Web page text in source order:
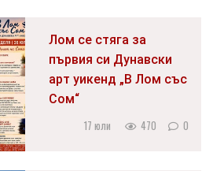
Лом се стяга за
първия си Дунавски
арт уикенд „В Лом със
Сом“
17 юли 470 0